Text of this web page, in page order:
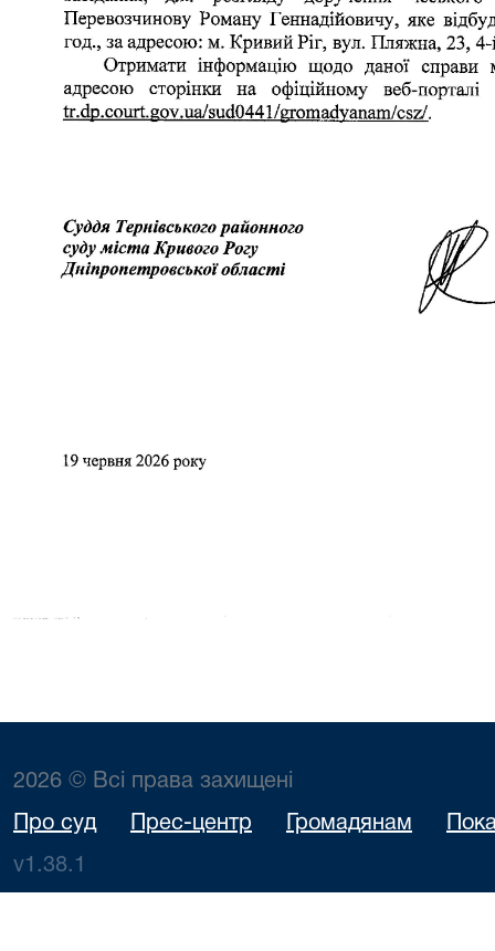
2026 © Всі права захищені
Про суд Прес-центр Громадянам
v1.38.1